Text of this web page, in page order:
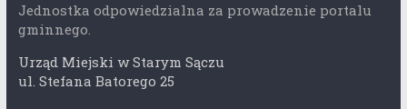
Jednostka odpowiedzialna za prowadzenie portalu
gminnego.
Urząd Miejski w Starym Sączu
ul. Stefana Batorego 25